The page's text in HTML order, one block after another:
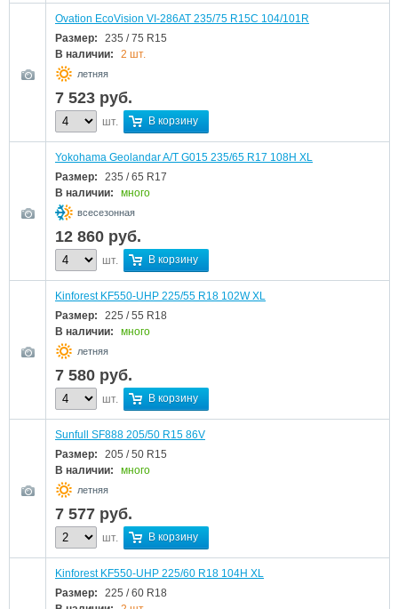
Ovation EcoVision VI-286AT 235/75 R15C 104/101R
Размер:
235 / 75 R15
В наличии:
2 шт.
летняя
7 523 руб.
шт. В корзину
Yokohama Geolandar A/T G015 235/65 R17 108H XL
Размер:
235 / 65 R17
В наличии:
много
всесезонная
12 860 руб.
шт. В корзину
Kinforest KF550-UHP 225/55 R18 102W XL
Размер:
225 / 55 R18
В наличии:
много
летняя
7 580 руб.
шт. В корзину
Sunfull SF888 205/50 R15 86V
Размер:
205 / 50 R15
В наличии:
много
летняя
7 577 руб.
шт. В корзину
Kinforest KF550-UHP 225/60 R18 104H XL
Размер:
225 / 60 R18